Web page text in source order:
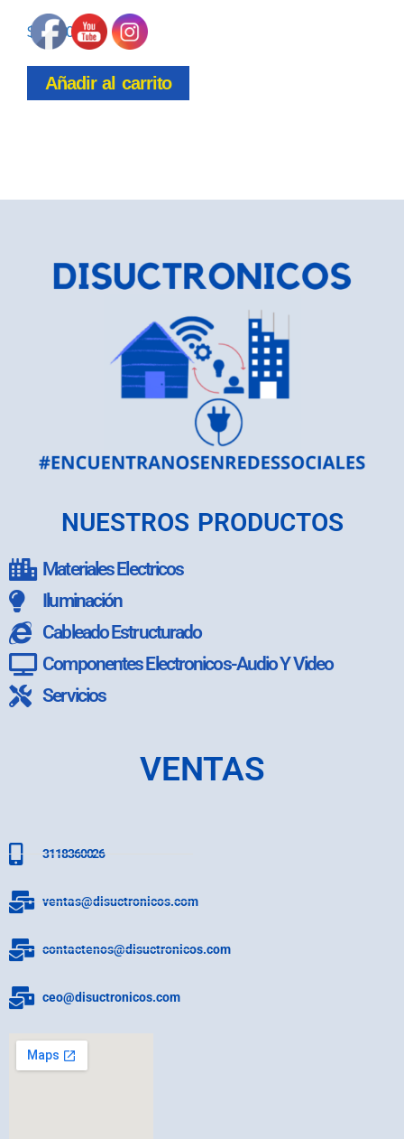
$ 25.900
Añadir al carrito
NUESTROS PRODUCTOS
Materiales Electricos
Iluminación
Cableado Estructurado
Componentes Electronicos-Audio Y Video
Servicios
VENTAS
3118360026
ventas@disuctronicos.com
contactenos@disuctronicos.com
ceo@disuctronicos.com